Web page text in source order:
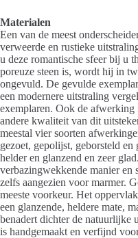
Materialen
Een van de meest
verweerde en rustieke
u deze romantische sfeer bij u
poreuze steen is, wordt hij in
ongevuld. De gevulde
een modernere uitstraling
exemplaren. Ook de afwerking
andere kwaliteit van dit
meestal vier soorten
gezoet, gepolijst, geborsteld
helder en glanzend en zeer
verbazingwekkende manier en
zelfs aangezien voor marmer.
meeste voorkeur. Het
een glanzende, heldere mate,
benadert dichter de natuurlijke
is handgemaakt en verfijnd